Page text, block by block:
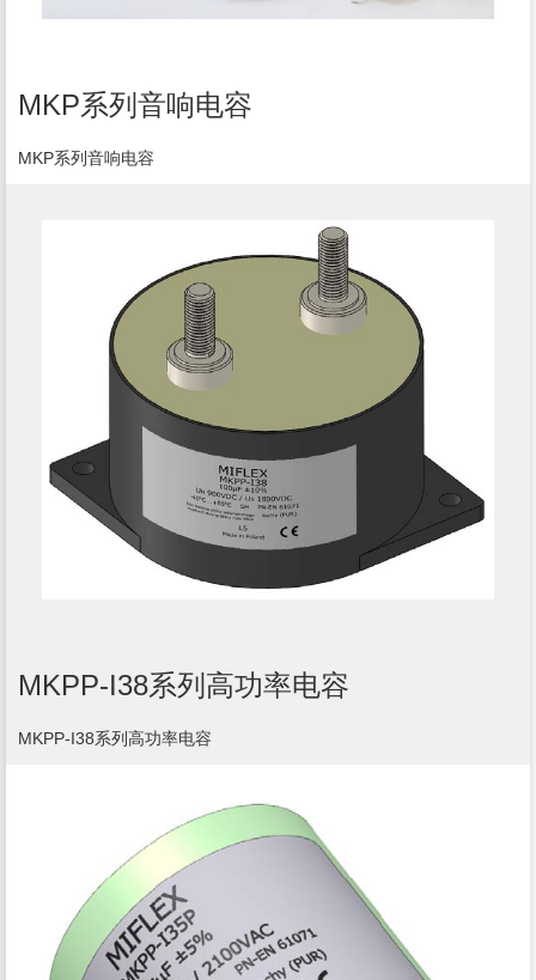
MKP系列音响电容
MKP系列音响电容
MKPP-I38系列高功率电容
MKPP-I38系列高功率电容